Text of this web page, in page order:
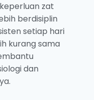
zat
berdisiplin
setiap hari
kurang sama
dan